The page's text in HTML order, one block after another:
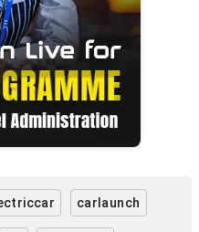
carlaunch